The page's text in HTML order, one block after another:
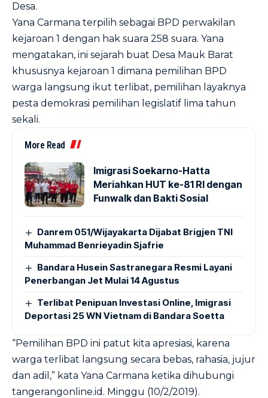
Desa.
Yana Carmana terpilih sebagai BPD perwakilan
kejaroan 1 dengan hak suara 258 suara. Yana
mengatakan, ini sejarah buat Desa Mauk Barat
khususnya kejaroan 1 dimana pemilihan BPD
warga langsung ikut terlibat, pemilihan layaknya
pesta demokrasi pemilihan legislatif lima tahun
sekali.
More Read
Imigrasi Soekarno-Hatta
Meriahkan HUT ke-81 RI dengan
Funwalk dan Bakti Sosial
Danrem 051/Wijayakarta Dijabat Brigjen TNI
Muhammad Benrieyadin Sjafrie
Bandara Husein Sastranegara Resmi Layani
Penerbangan Jet Mulai 14 Agustus
Terlibat Penipuan Investasi Online, Imigrasi
Deportasi 25 WN Vietnam di Bandara Soetta
“Pemilihan BPD ini patut kita apresiasi, karena
warga terlibat langsung secara bebas, rahasia, jujur
dan adil,” kata Yana Carmana ketika dihubungi
tangerangonline.id. Minggu (10/2/2019).